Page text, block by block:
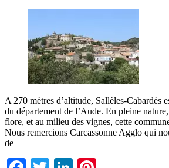
A 270 mètres d’altitude, Sallèles-Cabardès
du département de l’Aude. En pleine
flore, et au milieu des vignes, cette
Nous remercions Carcassonne Agglo qui
de